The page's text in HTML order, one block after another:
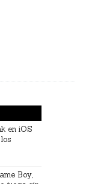
en iOS
Boy,